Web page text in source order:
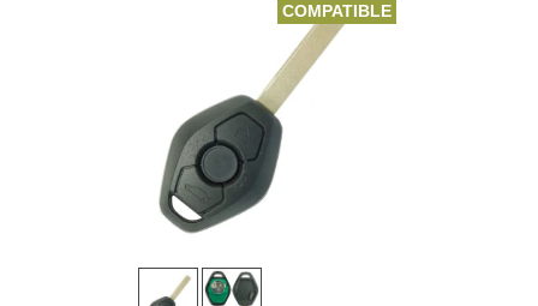
COMPATIBLE